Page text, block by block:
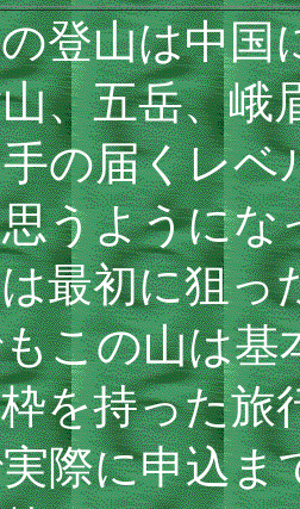
山は中国
、五岳、峨
の届くレベ
うようにな
初に狙っ
この山は基
を持った旅
際に申込ま